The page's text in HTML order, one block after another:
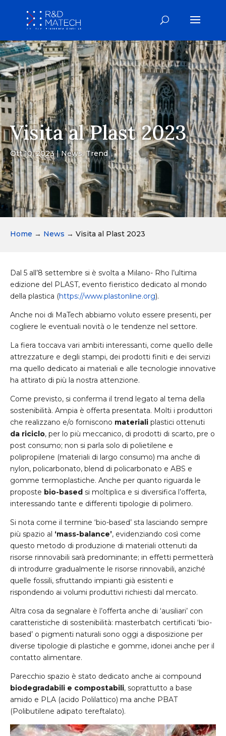
Visita al Plast 2023
Ott 10, 2023 News, Trend
Home → News → Visita al Plast 2023
Dal 5 all’8 settembre si è svolta a Milano- Rho l’ultima
edizione del PLAST, evento fieristico dedicato al mondo
della plastica (https://www.plastonline.org).
Anche noi di MaTech abbiamo voluto essere presenti, per
cogliere le eventuali novità o le tendenze nel settore.
La fiera toccava vari ambiti interessanti, come quello delle
attrezzature e degli stampi, dei prodotti finiti e dei servizi
ma quello dedicato ai materiali e alle tecnologie innovative
ha attirato di più la nostra attenzione.
Come previsto, si conferma il trend legato al tema della
sostenibilità. Ampia è offerta presentata. Molti i produttori
che realizzano e/o forniscono materiali plastici ottenuti
da riciclo, per lo più meccanico, di prodotti di scarto, pre o
post consumo; non si parla solo di polietilene e
polipropilene (materiali di largo consumo) ma anche di
nylon, policarbonato, blend di policarbonato e ABS e
gomme termoplastiche. Anche per quanto riguarda le
proposte bio-based si moltiplica e si diversifica l’offerta,
interessando tante e differenti tipologie di polimero.
Si nota come il termine ‘bio-based’ sta lasciando sempre
più spazio al ‘mass-balance’, evidenziando così come
questo metodo di produzione di materiali ottenuti da
risorse rinnovabili sarà predominante; in effetti permetterà
di introdurre gradualmente le risorse rinnovabili, anziché
quelle fossili, sfruttando impianti già esistenti e
rispondendo ai volumi produttivi richiesti dal mercato.
Altra cosa da segnalare è l’offerta anche di ‘ausiliari’ con
caratteristiche di sostenibilità: masterbatch certificati ‘bio-
based’ o pigmenti naturali sono oggi a disposizione per
diverse tipologie di plastiche e gomme, idonei anche per il
contatto alimentare.
Parecchio spazio è stato dedicato anche ai compound
biodegradabili e compostabili, soprattutto a base
amido e PLA (acido Polilattico) ma anche PBAT
(Polibutilene adipato tereftalato).